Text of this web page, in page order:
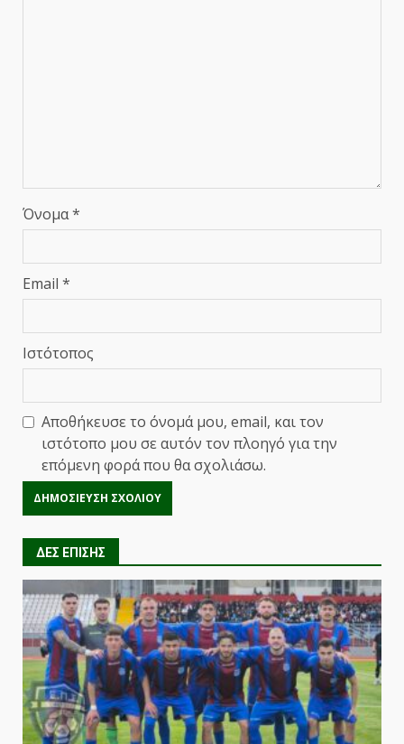
Όνομα*
Email *
Ιστότοπος
Αποθήκευσε το όνομά μου, email, και τον
ιστότοπο μου σε αυτόν τον πλοηγό για την
επόμενη φορά που θα σχολιάσω.
ΔΕΣ ΕΠΙΣΗΣ